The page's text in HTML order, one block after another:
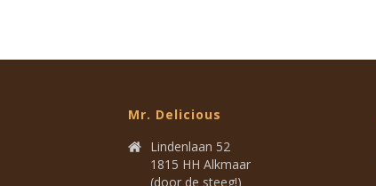
Mr. Delicious
Lindenlaan 52
1815 HH Alkmaar
(door de steeg!)